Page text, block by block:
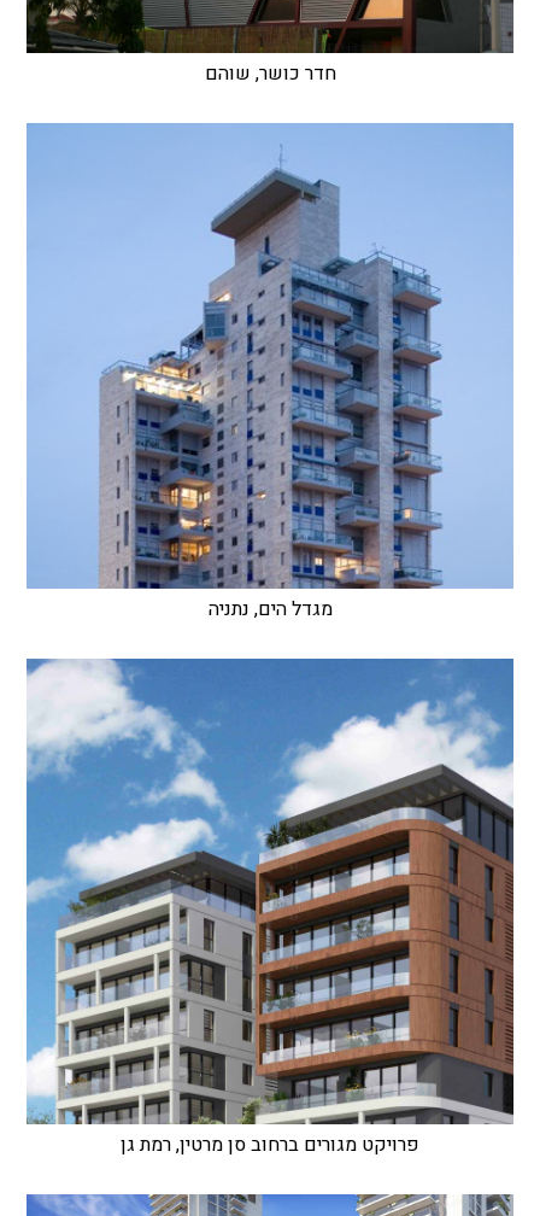
חדר כושר, שוהם
מגדל הים, נתניה
פרויקט מגורים ברחוב סן מרטין, רמת גן